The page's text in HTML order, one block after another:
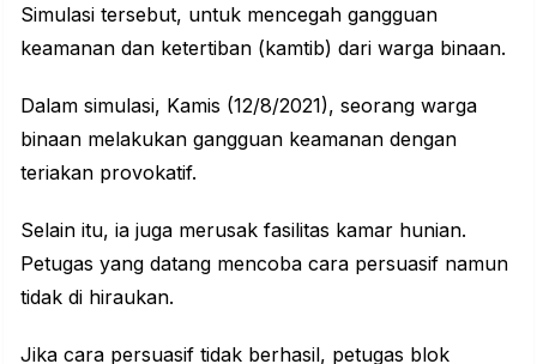
Simulasi tersebut, untuk mencegah gangguan
keamanan dan ketertiban (kamtib) dari warga binaan.
Dalam simulasi, Kamis (12/8/2021), seorang warga
binaan melakukan gangguan keamanan dengan
teriakan provokatif.
Selain itu, ia juga merusak fasilitas kamar hunian.
Petugas yang datang mencoba cara persuasif namun
tidak di hiraukan.
Jika cara persuasif tidak berhasil, petugas blok